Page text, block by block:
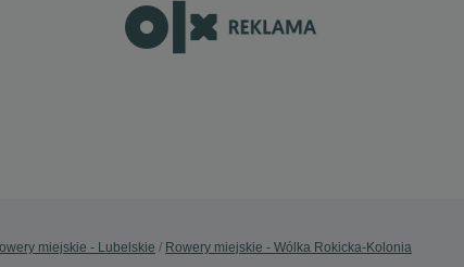
miejskie - Lubelskie Rowery miejskie - Wólka Rokicka-Kolonia